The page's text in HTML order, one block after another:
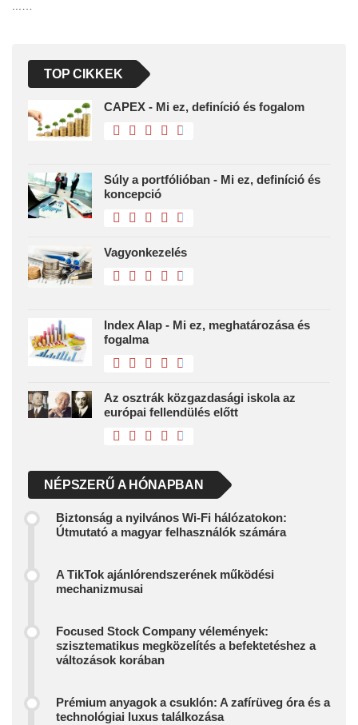
TOP CIKKEK
CAPEX - Mi ez, definíció és fogalom
Súly a portfólióban - Mi ez, definíció és
koncepció
Vagyonkezelés
Index Alap - Mi ez, meghatározása és
fogalma
Az osztrák közgazdasági iskola az
európai fellendülés előtt
NÉPSZERŰ A HÓNAPBAN
Biztonság a nyilvános Wi-Fi hálózatokon:
Útmutató a magyar felhasználók számára
A TikTok ajánlórendszerének működési
mechanizmusai
Focused Stock Company vélemények:
szisztematikus megközelítés a befektetéshez a
változások korában
Prémium anyagok a csuklón: A zafírüveg óra és a
technológiai luxus találkozása